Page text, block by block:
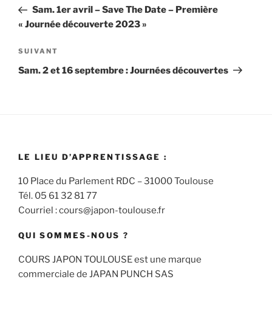
l’article
précédent
Sam. 1er avril – Save The Date – Première
« Journée découverte 2023 »
Article
suivant
SUIVANT
Sam. 2 et 16 septembre : Journées découvertes
LE LIEU D’APPRENTISSAGE :
10 Place du Parlement RDC – 31000 Toulouse
Tél. 05 61 32 81 77
Courriel : cours@japon-toulouse.fr
QUI SOMMES-NOUS ?
COURS JAPON TOULOUSE est une marque
commerciale de JAPAN PUNCH SAS